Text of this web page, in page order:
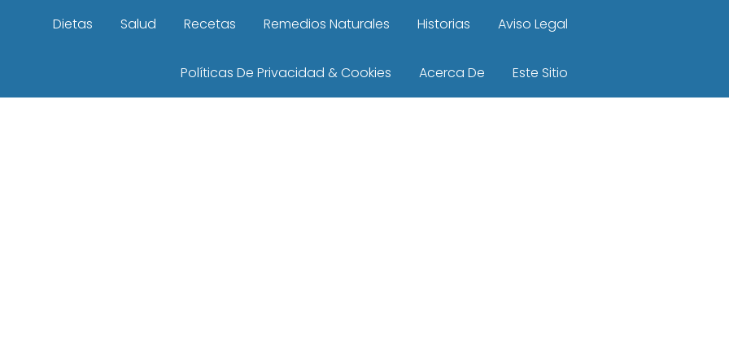
Dietas Salud Recetas Remedios Naturales Historias Aviso Legal
Políticas De Privacidad & Cookies Acerca De Este Sitio